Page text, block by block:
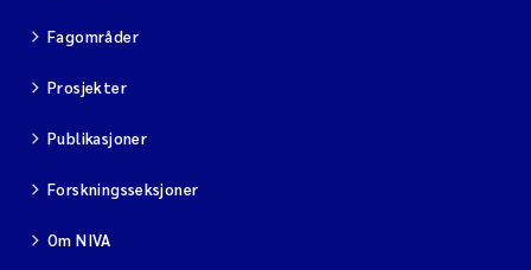
Fagområder
Prosjekter
Publikasjoner
Forskningsseksjoner
Om NIVA